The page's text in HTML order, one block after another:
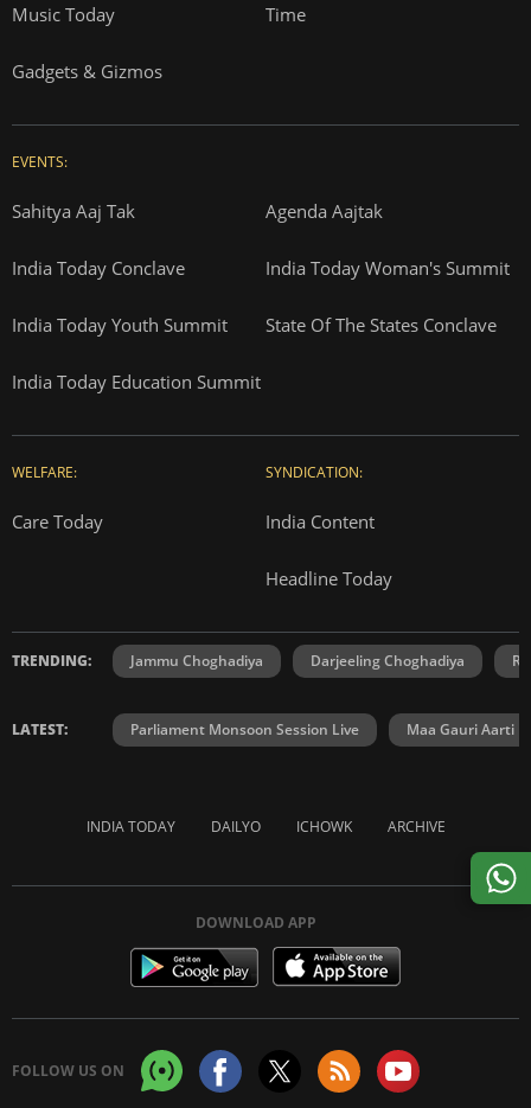
Music Today Time
Gadgets & Gizmos
EVENTS:
Sahitya Aaj Tak Agenda Aajtak
India Today Conclave India Today Woman's Summit
India Today Youth Summit State Of The States Conclave
India Today Education Summit
WELFARE:
Care Today
SYNDICATION:
India Content
Headline Today
TRENDING: Jammu Choghadiya Darjeeling Choghadiya
LATEST: Parliament Monsoon Session Live Maa Gauri Aarti
INDIA TODAY DAILYO ICHOWK ARCHIVE
DOWNLOAD APP
FOLLOW US ON